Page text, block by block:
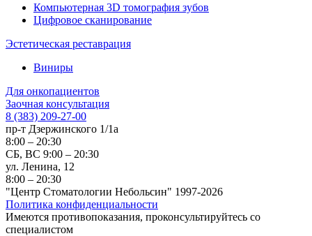
Компьютерная 3D томография зубов
Цифровое сканирование
Эстетическая реставрация
Виниры
Для онкопациентов
Заочная консультация
8 (383) 209-27-00
пр-т Дзержинского 1/1а
8:00 – 20:30
СБ, ВС 9:00 – 20:30
ул. Ленина, 12
8:00 – 20:30
"Центр Стоматологии Небольсин" 1997-2026
Политика конфиденциальности
Имеются противопоказания, проконсультируйтесь со
специалистом